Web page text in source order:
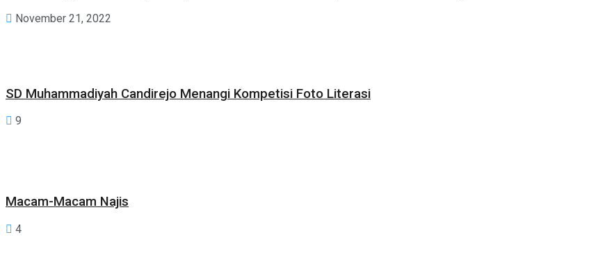
November 21, 2022
SD Muhammadiyah Candirejo Menangi Kompetisi Foto Literasi
9
Macam-Macam Najis
4